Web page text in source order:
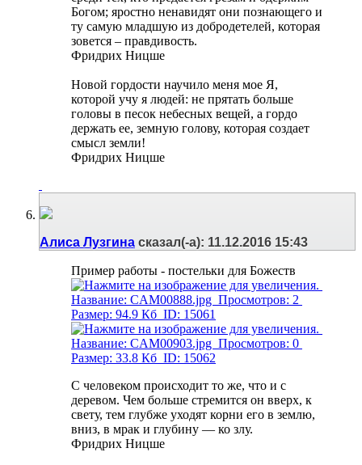
Богом; яростно ненавидят они познающего и
ту самую младшую из добродетелей, которая
зовется – правдивость.
Фридрих Ницше
Новой гордости научило меня мое Я,
которой учу я людей: не прятать больше
головы в песок небесных вещей, а гордо
держать ее, земную голову, которая создает
смысл земли!
Фридрих Ницше
Алиса Лузгина сказал(-а): 11.12.2016 15:43
Пример работы - постельки для Божеств
С человеком происходит то же, что и с
деревом. Чем больше стремится он вверх, к
свету, тем глубже уходят корни его в землю,
вниз, в мрак и глубину — ко злу.
Фридрих Ницше